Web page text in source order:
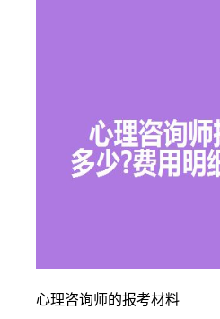
心理咨询师的报考材料